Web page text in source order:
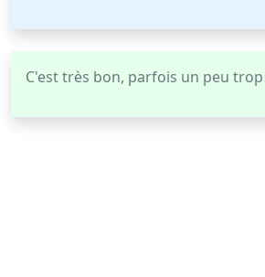
C'est très bon, parfois un peu